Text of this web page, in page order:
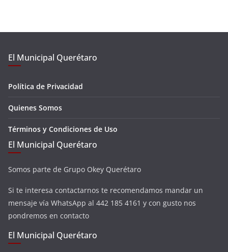
El Municipal Querétaro
Política de Privacidad
Quienes Somos
Términos y Condiciones de Uso
El Municipal Querétaro
Somos parte de Grupo Okey Querétaro
Si te interesa contactarnos te recomendamos mandar un
mensaje vía WhatsApp al 442 185 4161 y con gusto nos
pondremos en contacto
El Municipal Querétaro